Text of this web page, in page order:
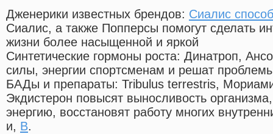
Дженерики известных брендов: Сиалис
Сиалис, а также Попперсы помогут сделать
жизни более насыщенной и яркой
Синтетические гормоны роста: Динатроп,
силы, энергии спортсменам и решат
БАДы и препараты: Tribulus terrestris,
Экдистерон повысят выносливость
энергию, восстановят работу многих
и, B.